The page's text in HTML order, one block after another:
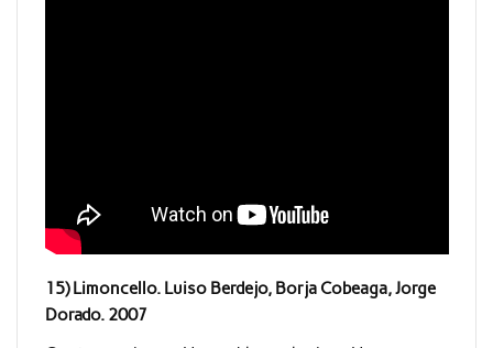
15) Limoncello. Luiso Berdejo, Borja Cobeaga, Jorge
Dorado. 2007